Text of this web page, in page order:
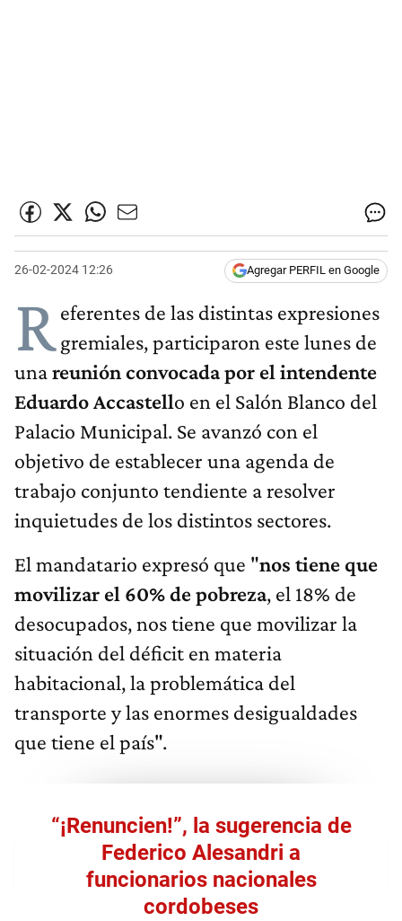
26-02-2024 12:26 Agregar PERFIL en Google
Referentes de las distintas expresiones
gremiales, participaron este lunes de
unareunión convocada por el intendente
Eduardo Accastello en el Salón Blanco del
Palacio Municipal. Se avanzó con el
objetivo de establecer una agenda de
trabajo conjunto tendiente a resolver
inquietudes de los distintos sectores.
El mandatario expresó que "nos tiene que
movilizar el 60% de pobreza, el 18% de
desocupados, nos tiene que movilizar la
situación del déficit en materia
habitacional, la problemática del
transporte y las enormes desigualdades
que tiene el país".
“¡Renuncien!”, la sugerencia de
Federico Alesandri a
funcionarios nacionales
cordobeses